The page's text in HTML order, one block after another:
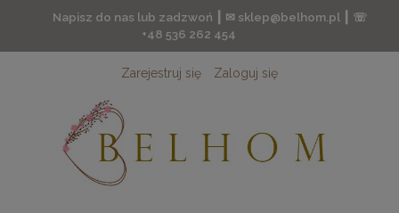
Napisz do nas lub zadzwoń ┃ ✉ sklep@belhom.pl ┃ ☏
+48 536 262 454
Zarejestruj się Zaloguj się